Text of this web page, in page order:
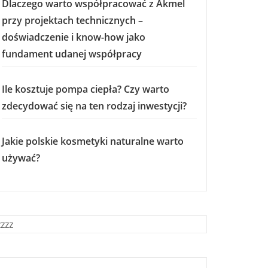
Dlaczego warto współpracować z Akmel
przy projektach technicznych –
doświadczenie i know-how jako
fundament udanej współpracy
Ile kosztuje pompa ciepła? Czy warto
zdecydować się na ten rodzaj inwestycji?
Jakie polskie kosmetyki naturalne warto
używać?